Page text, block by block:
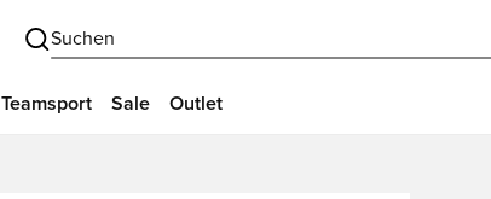
Suchen
Teamsport Sale Outlet